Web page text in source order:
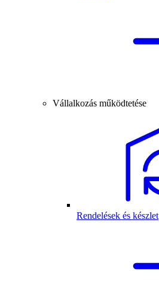
Vállalkozás működtetése
Rendelések és készlet